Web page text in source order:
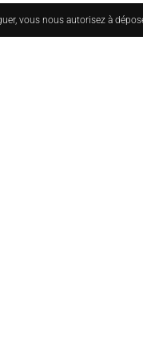
vous nous autorisez à